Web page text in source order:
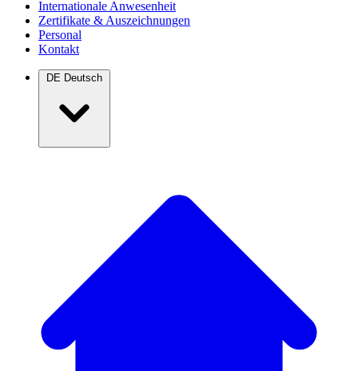
Internationale Anwesenheit
Zertifikate & Auszeichnungen
Personal
Kontakt
DE Deutsch